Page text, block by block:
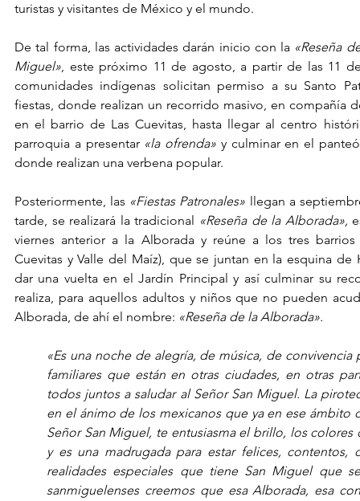
turistas y visitantes de México y el mundo.
De tal forma, las actividades darán inicio con la «Reseña
Miguel», este próximo 11 de agosto, a partir de las 11
comunidades indígenas solicitan permiso a su Santo
fiestas, donde realizan un recorrido masivo, en compañía
en el barrio de Las Cuevitas, hasta llegar al centro
parroquia a presentar «la ofrenda» y culminar en el
donde realizan una verbena popular.
Posteriormente, las «Fiestas Patronales» llegan a
tarde, se realizará la tradicional
«Reseña de la Alborada»,
viernes anterior a la Alborada y reúne a los tres barrios
Cuevitas y Valle del Maíz), que se juntan en la esquina de
dar una vuelta en el Jardín Principal y así culminar su
realiza, para aquellos adultos y niños que no pueden
Alborada, de ahí el nombre: «Reseña de la Alborada».
«Es una noche de alegría, de música, de convivencia
familiares que están en otras ciudades, en otras
todos juntos a saludar al Señor San Miguel. La
en el ánimo de los mexicanos que ya en ese ámbito
Señor San Miguel, te entusiasma el brillo, los
y es una madrugada para estar felices, contentos,
realidades especiales que tiene San Miguel que
sanmiguelenses creemos que esa Alborada, esa